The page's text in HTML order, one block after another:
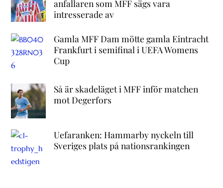
anfallaren som MFF sägs vara
intresserade av
Gamla MFF Dam mötte gamla Eintracht
Frankfurt i semifinal i UEFA Womens
Cup
Så är skadeläget i MFF inför matchen
mot Degerfors
Uefaranken: Hammarby nyckeln till
Sveriges plats på nationsrankingen